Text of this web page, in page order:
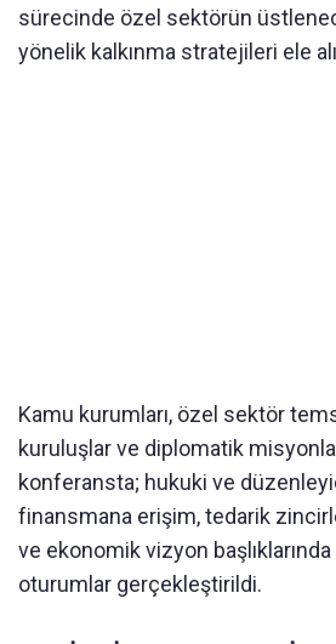
sürecinde özel sektörün
yönelik kalkınma stratejileri ele
Kamu kurumları, özel sektör
kuruluşlar ve diplomatik
konferansta; hukuki ve
finansmana erişim, tedarik
ve ekonomik vizyon
oturumlar gerçekleştirildi.